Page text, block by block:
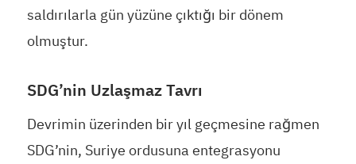
saldırılarla gün yüzüne çıktığı bir dönem
olmuştur.
SDG’nin Uzlaşmaz Tavrı
Devrimin üzerinden bir yıl geçmesine rağmen
SDG’nin, Suriye ordusuna entegrasyonu